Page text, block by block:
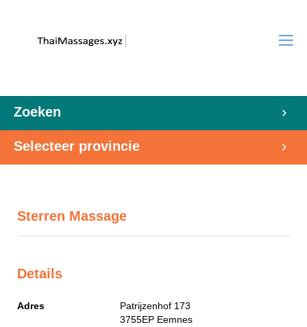
Zoeken
Selecteer provincie
Sterren Massage
Details
Adres
Patrijzenhof 173
3755EP Eemnes